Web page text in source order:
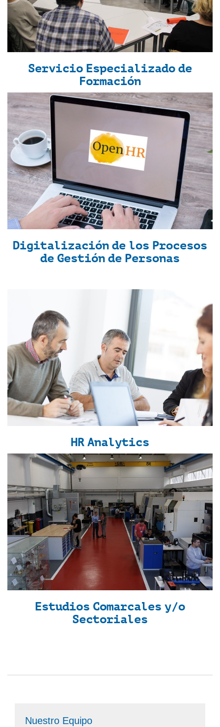
Servicio Especializado de
Formación
Digitalización de los Procesos
de Gestión de Personas
HR Analytics
Estudios Comarcales y/o
Sectoriales
Nuestro Equipo